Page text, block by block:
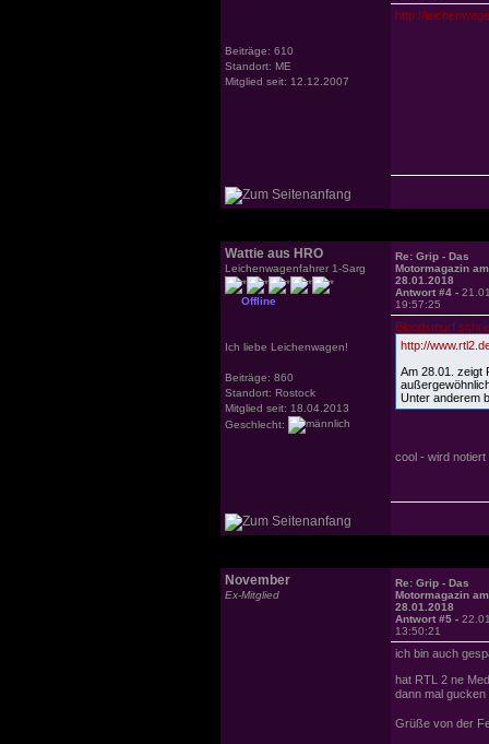
Beiträge: 610
Standort: ME
Mitglied seit: 12.12.2007
http://
Wattie aus HRO
Leichenwagenfahrer 1-Sarg
Offline
Ich liebe Leichenwagen!
Beiträge: 860
Standort: Rostock
Mitglied seit: 18.04.2013
Geschlecht:
Re: Grip - Das
Motormagazin am
28.01.2018
Antwort #4 -
19:57:25
Bloodsmurf
http://
Am 28.01. zeigt
Unter anderem
cool - wird
November
Ex-Mitglied
Re: Grip - Das
Motormagazin am
28.01.2018
Antwort #5 -
13:50:21
ich bin auch
hat RTL 2 ne
dann mal
Grüße von der